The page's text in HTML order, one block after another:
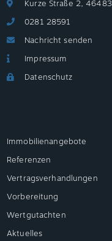
Kurze Straße 2,
0281 28591
Nachricht senden
Impressum
Datenschutz
Immobilienangebote
Referenzen
Vertragsverhandlungen
Vorbereitung
Wertgutachten
Aktuelles